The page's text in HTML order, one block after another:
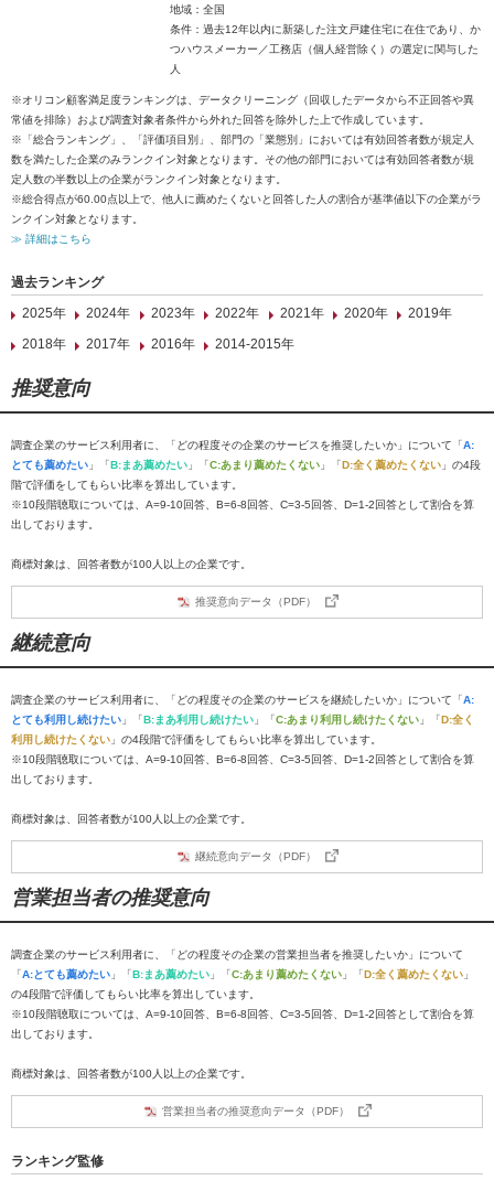
地域：全国
条件：過去12年以内に新築した注文戸建住宅に在住であり、か
つハウスメーカー／工務店（個人経営除く）の選定に関与した
人
※オリコン顧客満足度ランキングは、データクリーニング（回収したデータから不正回答や異
常値を排除）および調査対象者条件から外れた回答を除外した上で作成しています。
※「総合ランキング」、「評価項目別」、部門の「業態別」においては有効回答者数が規定人
数を満たした企業のみランクイン対象となります。その他の部門においては有効回答者数が規
定人数の半数以上の企業がランクイン対象となります。
※総合得点が60.00点以上で、他人に薦めたくないと回答した人の割合が基準値以下の企業がラ
ンクイン対象となります。
≫ 詳細はこちら
過去ランキング
2025年
2024年 2023年 2022年 2021年 2020年
2019年
2018年
2017年 2016年 2014-2015年
推奨意向
調査企業のサービス利用者に、「どの程度その企業のサービスを推奨したいか」について「A:
とても薦めたい 」「B:まあ薦めたい 」「C:あまり薦めたくない 」「D:全く薦めたくない 」の4段
階で評価をしてもらい比率を算出しています。
※10段階聴取については、A=9-10回答、B=6-8回答、C=3-5回答、D=1-2回答として割合を算
出しております。
商標対象は、回答者数が100人以上の企業です。
推奨意向データ（PDF）
継続意向
調査企業のサービス利用者に、「どの程度その企業のサービスを継続したいか」について「A:
とても利用し続けたい 」「B:まあ利用し続けたい 」「C:あまり利用し続けたくない 」「D:全く
利用し続けたくない 」の4段階で評価をしてもらい比率を算出しています。
※10段階聴取については、A=9-10回答、B=6-8回答、C=3-5回答、D=1-2回答として割合を算
出しております。
商標対象は、回答者数が100人以上の企業です。
継続意向データ（PDF）
営業担当者の推奨意向
調査企業のサービス利用者に、「どの程度その企業の営業担当者を推奨したいか」について
「A:とても薦めたい 」「B:まあ薦めたい 」「C:あまり薦めたくない 」「D:全く薦めたくない 」
の4段階で評価してもらい比率を算出しています。
※10段階聴取については、A=9-10回答、B=6-8回答、C=3-5回答、D=1-2回答として割合を算
出しております。
商標対象は、回答者数が100人以上の企業です。
営業担当者の推奨意向データ（PDF）
ランキング監修